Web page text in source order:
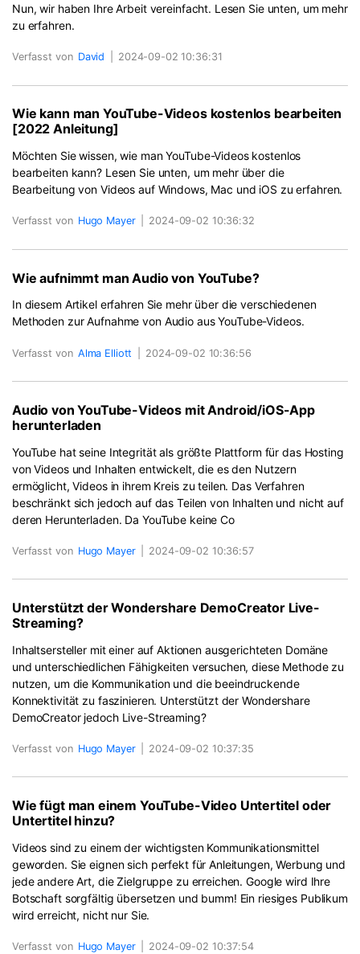
Nun, wir haben Ihre Arbeit vereinfacht. Lesen Sie unten, um mehr
zu erfahren.
Verfasst von David 2024-09-02 10:36:31
Wie kann man YouTube-Videos kostenlos bearbeiten
[2022 Anleitung]
Möchten Sie wissen, wie man YouTube-Videos kostenlos
bearbeiten kann? Lesen Sie unten, um mehr über die
Bearbeitung von Videos auf Windows, Mac und iOS zu erfahren.
Verfasst von Hugo Mayer 2024-09-02 10:36:32
Wie aufnimmt man Audio von YouTube?
In diesem Artikel erfahren Sie mehr über die verschiedenen
Methoden zur Aufnahme von Audio aus YouTube-Videos.
Verfasst von Alma Elliott 2024-09-02 10:36:56
Audio von YouTube-Videos mit Android/iOS-App
herunterladen
YouTube hat seine Integrität als größte Plattform für das Hosting
von Videos und Inhalten entwickelt, die es den Nutzern
ermöglicht, Videos in ihrem Kreis zu teilen. Das Verfahren
beschränkt sich jedoch auf das Teilen von Inhalten und nicht auf
deren Herunterladen. Da YouTube keine Co
Verfasst von Hugo Mayer 2024-09-02 10:36:57
Unterstützt der Wondershare DemoCreator Live-
Streaming?
Inhaltsersteller mit einer auf Aktionen ausgerichteten Domäne
und unterschiedlichen Fähigkeiten versuchen, diese Methode zu
nutzen, um die Kommunikation und die beeindruckende
Konnektivität zu faszinieren. Unterstützt der Wondershare
DemoCreator jedoch Live-Streaming?
Verfasst von Hugo Mayer 2024-09-02 10:37:35
Wie fügt man einem YouTube-Video Untertitel oder
Untertitel hinzu?
Videos sind zu einem der wichtigsten Kommunikationsmittel
geworden. Sie eignen sich perfekt für Anleitungen, Werbung und
jede andere Art, die Zielgruppe zu erreichen. Google wird Ihre
Botschaft sorgfältig übersetzen und bumm! Ein riesiges Publikum
wird erreicht, nicht nur Sie.
Verfasst von Hugo Mayer 2024-09-02 10:37:54